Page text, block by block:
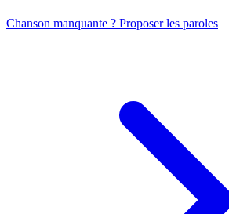
Chanson manquante ? Proposer les paroles